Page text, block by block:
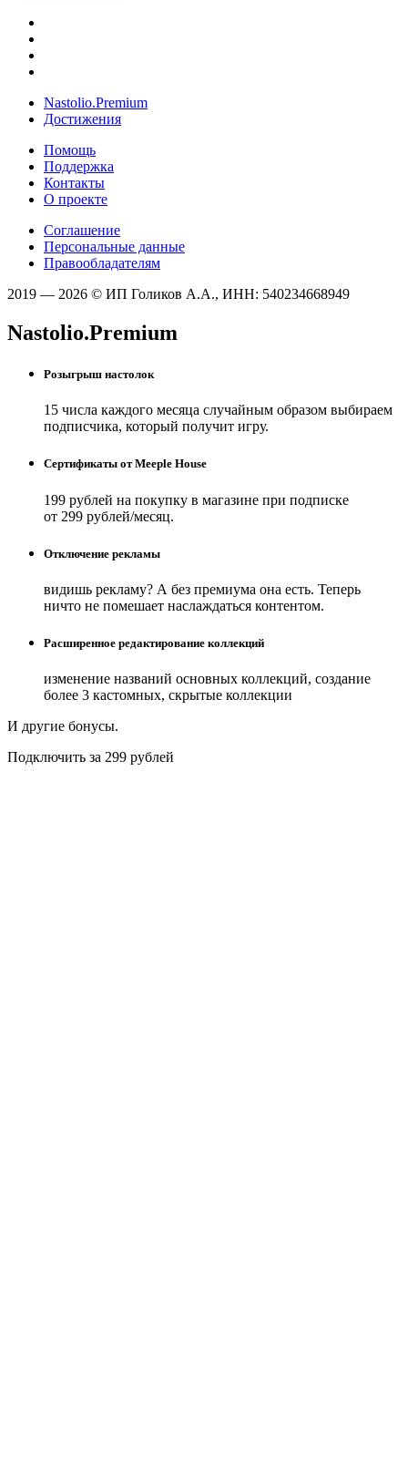
Nastolio.Premium
Достижения
Помощь
Поддержка
Контакты
О проекте
Соглашение
Персональные данные
Правообладателям
2019 — 2026 © ИП Голиков А.А., ИНН: 540234668949
Nastolio.Premium
Розыгрыш настолок
15 числа каждого месяца случайным образом выбираем
подписчика, который получит игру.
Сертификаты от Meeple House
199 рублей на покупку в магазине при подписке
от 299 рублей/месяц.
Отключение рекламы
видишь рекламу? А без премиума она есть. Теперь
ничто не помешает наслаждаться контентом.
Расширенное редактирование коллекций
изменение названий основных коллекций, создание
более 3 кастомных, скрытые коллекции
И другие бонусы.
Подключить за 299 рублей